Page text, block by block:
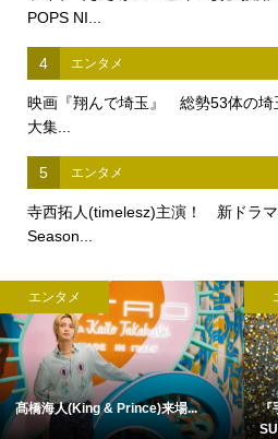
POPS NI...
4 エンタメ
映画『翔んで埼玉』 総勢53体の埼
大集...
5 エンタメ
寺西拓人(timelesz)主演！ 新ドラ
Season...
エンタメ
髙橋海人(King & Prince)来場...
『